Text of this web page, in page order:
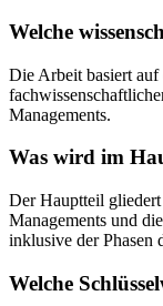
Welche
Die Arbeit basiert
Managements.
Was wird im
Der Hauptteil gliedert
Managements und
inklusive der Phasen
Welche